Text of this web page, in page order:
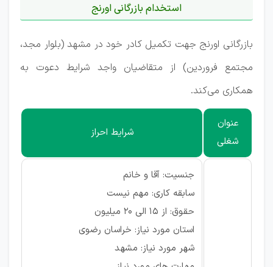
استخدام بازرگانی اورنج
بازرگانی اورنج جهت تکمیل کادر خود در مشهد (بلوار مجد،
مجتمع فروردین) از متقاضیان واجد شرایط دعوت به
همکاری می‌کند.
عنوان
شغلی
شرایط احراز
جنسیت: آقا و خانم
سابقه کاری: مهم نیست
حقوق: از ۱۵ الی ۲۰ میلیون
استان مورد نیاز: خراسان رضوی
شهر مورد نیاز: مشهد